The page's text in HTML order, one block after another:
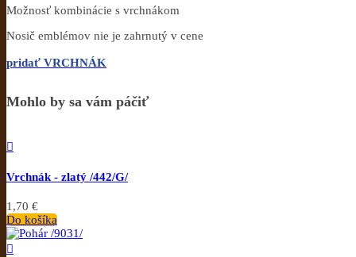
Možnosť kombinácie s vrchnákom
Nosič emblémov nie je zahrnutý v cene
pridať VRCHNÁK
Mohlo by sa vám páčiť

Vrchnák - zlatý /442/G/
1,70 €
Do košíka
